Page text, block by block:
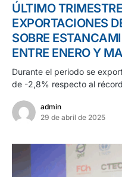
ÚLTIMO
EXPORTACIONES
SOBRE
ENTRE ENERO Y
Durante el periodo se
de -2,8% respecto al
admin
29 de abril de 2025